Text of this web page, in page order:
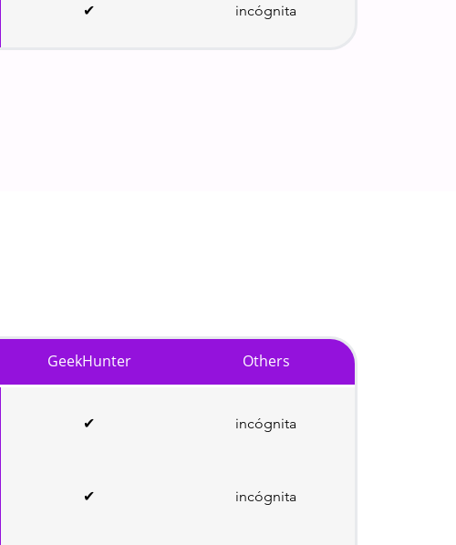
✔ incógnita
GeekHunter Others
✔ incógnita
✔ incógnita